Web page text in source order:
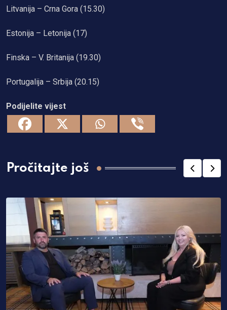
Litvanija – Crna Gora (15.30)
Estonija – Letonija (17)
Finska – V. Britanija (19.30)
Portugalija – Srbija (20.15)
Podijelite vijest
Pročitajte još